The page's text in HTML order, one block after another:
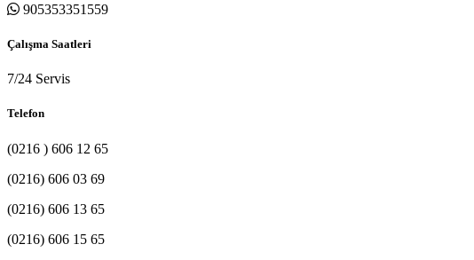
905353351559
Çalışma Saatleri
7/24 Servis
Telefon
(0216 ) 606 12 65
(0216) 606 03 69
(0216) 606 13 65
(0216) 606 15 65